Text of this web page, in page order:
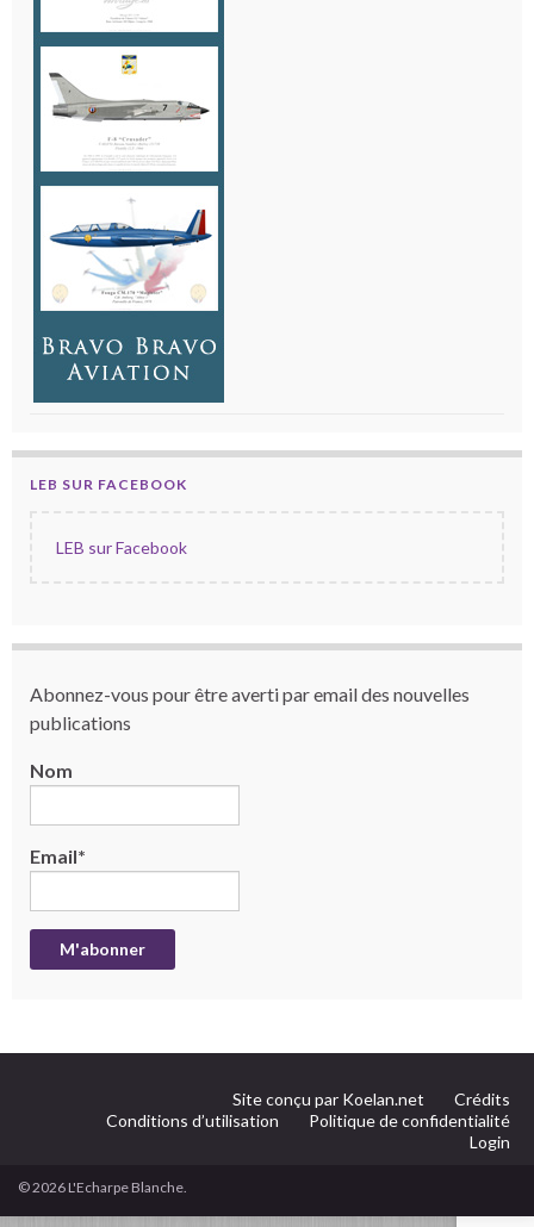
LEB SUR FACEBOOK
LEB sur Facebook
Abonnez-vous pour être averti par email des nouvelles
publications
Nom
Email*
Site conçu par Koelan.net
Crédits
Conditions d’utilisation
Politique de confidentialité
Login
© 2026 L'Echarpe Blanche.